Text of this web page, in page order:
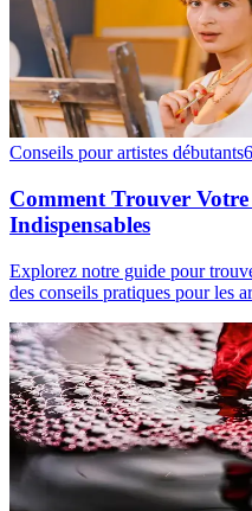
Conseils pour artistes débutants6
Comment Trouver
Indispensables
Explorez notre guide pour
des conseils pratiques pour les